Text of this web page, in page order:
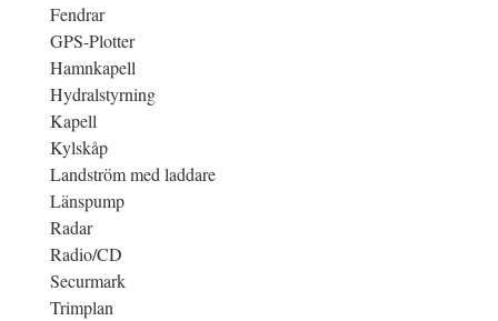
Fendrar
GPS-Plotter
Hamnkapell
Hydralstyrning
Kapell
Kylskåp
Landström med laddare
Länspump
Radar
Radio/CD
Securmark
Trimplan